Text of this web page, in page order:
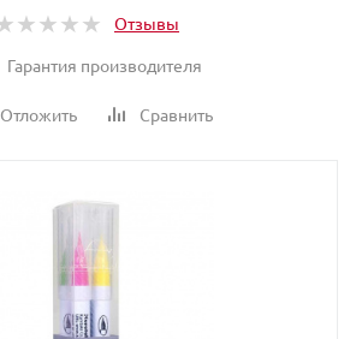
Отзывы
Гарантия производителя
Отложить Сравнить